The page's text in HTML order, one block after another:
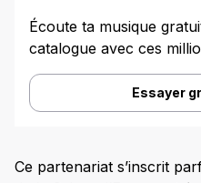
Écoute ta musique
catalogue avec ces
Essayer
Ce partenariat s’inscrit